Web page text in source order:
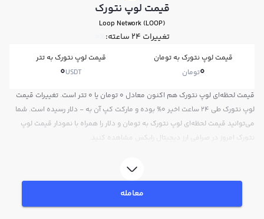
قیمت لوپ نتورک
Loop Network (LOOP)
تغییرات ۲۴ ساعته: 0%
قیمت لوپ نتورک به تومان
0تومان
قیمت لوپ نتورک به تتر
0USDT
قیمت لحظه‌ای لوپ نتورک هم اکنون معادل 0 تومان یا 0 تتر است. تغییرات قیمت
لوپ نتورک طی 24 ساعت اخیر 0% بوده و مارکت کپ آن به - دلار رسیده است. شما
می‌توانید قیمت لحظه‌ای لوپ نتورک به تومان و دلار را همراه با نمودار قیمت لوپ
نتورک امروز در صرافی ارز دیجیتال رابکس مشاهده کنید.
معامله